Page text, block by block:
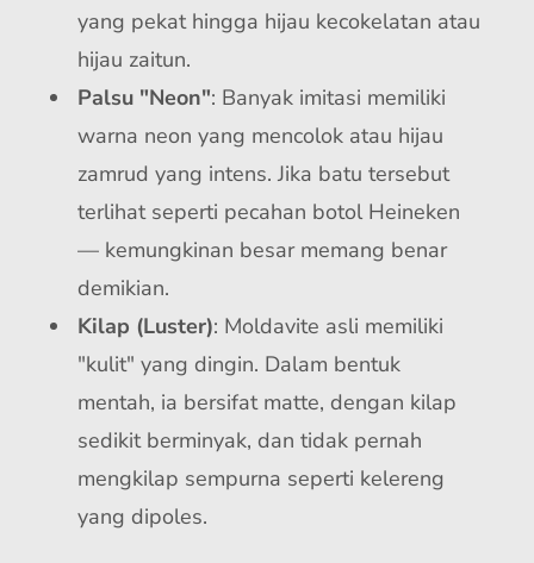
yang pekat hingga hijau kecokelatan atau
hijau zaitun.
Palsu "Neon": Banyak imitasi memiliki
warna neon yang mencolok atau hijau
zamrud yang intens. Jika batu tersebut
terlihat seperti pecahan botol Heineken
— kemungkinan besar memang benar
demikian.
Kilap (Luster): Moldavite asli memiliki
"kulit" yang dingin. Dalam bentuk
mentah, ia bersifat matte, dengan kilap
sedikit berminyak, dan tidak pernah
mengkilap sempurna seperti kelereng
yang dipoles.